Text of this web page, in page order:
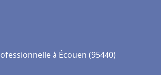
à Écouen (95440)